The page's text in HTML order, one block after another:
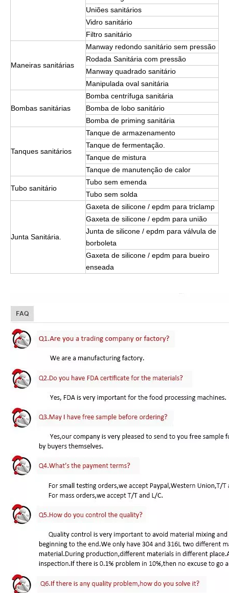
Uniões sanitários
Vidro sanitário
Filtro sanitário
Maneiras sanitárias
Manway redondo sanitário sem pressão
Rodada Sanitária com pressão
Manway quadrado sanitário
Manipulada oval sanitária
Bombas sanitárias
Bomba centrífuga sanitária
Bomba de lobo sanitário
Bomba de priming sanitária
Tanques sanitários
Tanque de armazenamento
Tanque de fermentação.
Tanque de mistura
Tanque de manutenção de calor
Tubo sanitário
Tubo sem emenda
Tubo sem solda
Junta Sanitária.
Gaxeta de silicone / epdm para triclamp
Gaxeta de silicone / epdm para união
Junta de silicone / epdm para válvula de
borboleta
Gaxeta de silicone / epdm para bueiro
enseada